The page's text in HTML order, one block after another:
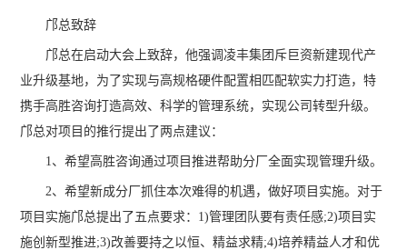
邝总致辞
邝总在启动大会上致辞，他强调凌丰集团斥巨资新建现代产
业升级基地，为了实现与高规格硬件配置相匹配软实力打造，特
携手高胜咨询打造高效、科学的管理系统，实现公司转型升级。
邝总对项目的推行提出了两点建议：
1、希望高胜咨询通过项目推进帮助分厂全面实现管理升级。
2、希望新成分厂抓住本次难得的机遇，做好项目实施。对于
项目实施邝总提出了五点要求：1)管理团队要有责任感;2)项目实
施创新型推进;3)改善要持之以恒、精益求精;4)培养精益人才和优